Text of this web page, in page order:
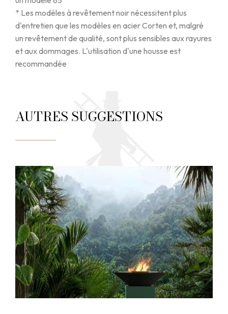
* Les modèles à revêtement noir nécessitent plus
d'entretien que les modèles en acier Corten et, malgré
un revêtement de qualité, sont plus sensibles aux rayures
et aux dommages. L'utilisation d'une housse est
recommandée
AUTRES SUGGESTIONS